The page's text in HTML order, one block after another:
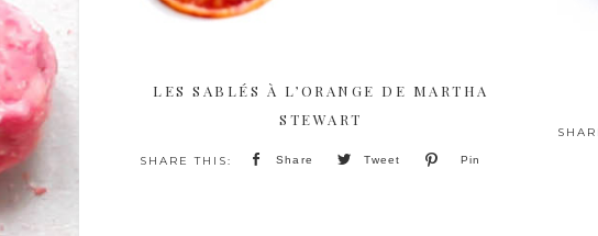
LES SABLÉS À L’ORANGE DE MARTHA
STEWART
Share Tweet Pin